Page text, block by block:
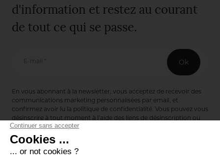
d'information et restez au courant
de tout ce qui se passe.
E-mail * Ok
En vous abonnant à la newsletter, vous acceptez de recevoir des
communications marketing personnalisées par email, et
confirmez avoir lu la politique de confidentialité. Vous pouvez vous
désinscrire à tout moment à l’aide des liens de désinscription ou
en nous contactant via notre formulaire de contact :
Editions de Bionnay
493 Route du Château de Bionnay